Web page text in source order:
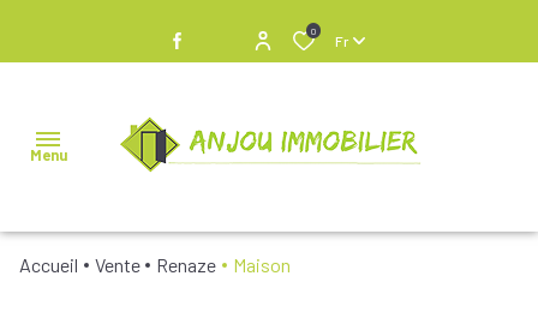
0
Fr
Menu
Accueil Vente Renaze Maison